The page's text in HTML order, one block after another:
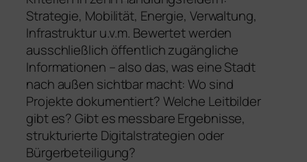
Strategie, Mobilität, Energie, Verwaltung,
Infrastruktur u.v.m. Bewertet werden
ausschließlich öffentlich zugängliche
Informationen – also das, was eine Stadt
nach außen sichtbar macht: Wo sind
Projekte dokumentiert? Welche Leitbilder
gibt es? Gibt es messbare Ergebnisse,
strukturierte Digitalstrategien oder
Bürgerbeteiligung?